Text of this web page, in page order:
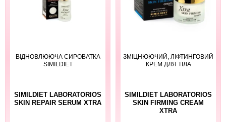
ВІДНОВЛЮЮЧА СИРОВАТКА
SIMILDIET
SIMILDIET LABORATORIOS
SKIN REPAIR SERUM XTRA
ЗМІЦНЮЮЧИЙ, ЛІФТИНГОВИЙ
КРЕМ ДЛЯ ТІЛА
SIMILDIET LABORATORIOS
SKIN FIRMING CREAM
XTRA